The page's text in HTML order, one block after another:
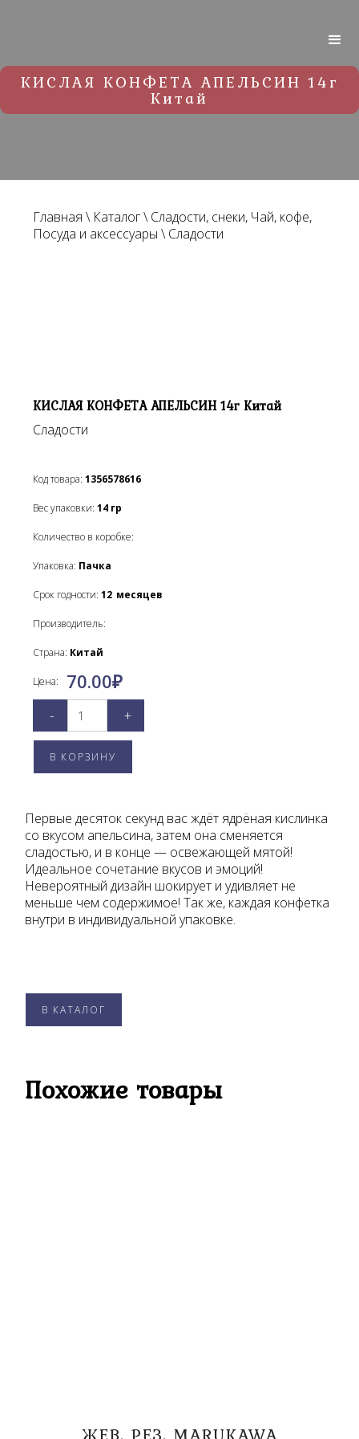
КИСЛАЯ КОНФЕТА АПЕЛЬСИН 14г
Китай
Главная \ Каталог\ Сладости, снеки, Чай, кофе,
Посуда и аксессуары \ Сладости
КИСЛАЯ КОНФЕТА АПЕЛЬСИН 14г Китай
Сладости
Код товара: 1356578616
Вес упаковки: 14 гр
Количество в коробке:
Упаковка: Пачка
Срок годности: 12 месяцев
Производитель:
Страна: Китай
Цена: 70.00₽
- +
Первые десяток секунд вас ждёт ядрёная кислинка
со вкусом апельсина, затем она сменяется
сладостью, и в конце — освежающей мятой!
Идеальное сочетание вкусов и эмоций!
Невероятный дизайн шокирует и удивляет не
меньше чем содержимое! Так же, каждая конфетка
внутри в индивидуальной упаковке.
В КАТАЛОГ
Похожие товары
ЖЕВ. РЕЗ. MARUKAWA